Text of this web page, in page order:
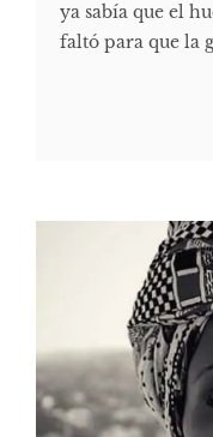
ya sabía que el
faltó para que la